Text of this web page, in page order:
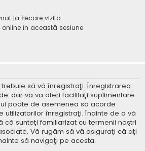
la fiecare vizită
în această sesiune
să vă înregistraţi. Înregistrarea
dar vă va oferi facilităţi suplimentare.
poate de asemenea să acorde
utilizatorilor înregistraţi. Înainte de a vă
că sunteţi familiarizat cu termenii noştri
Vă rugăm să vă asiguraţi că aţi
să navigaţi pe acesta.